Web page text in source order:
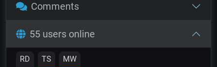
Comments
55 users online
RD TS MW